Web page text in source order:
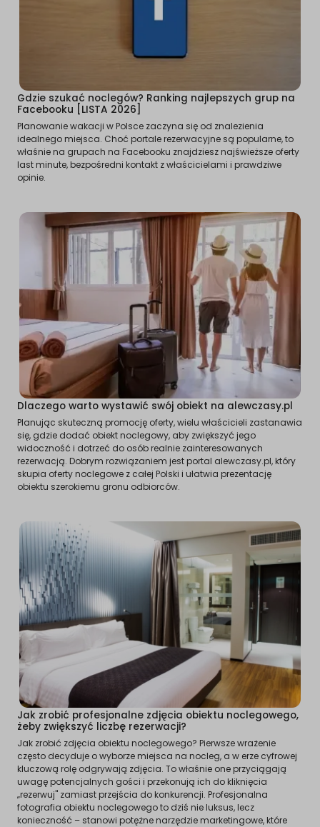
Gdzie szukać noclegów? Ranking najlepszych grup na
Facebooku [LISTA 2026]
Planowanie wakacji w Polsce zaczyna się od znalezienia
idealnego miejsca. Choć portale rezerwacyjne są popularne, to
właśnie na grupach na Facebooku znajdziesz najświeższe oferty
last minute, bezpośredni kontakt z właścicielami i prawdziwe
opinie.
Dlaczego warto wystawić swój obiekt na alewczasy.pl
Planując skuteczną promocję oferty, wielu właścicieli zastanawia
się, gdzie dodać obiekt noclegowy, aby zwiększyć jego
widoczność i dotrzeć do osób realnie zainteresowanych
rezerwacją. Dobrym rozwiązaniem jest portal alewczasy.pl, który
skupia oferty noclegowe z całej Polski i ułatwia prezentację
obiektu szerokiemu gronu odbiorców.
Jak zrobić profesjonalne zdjęcia obiektu noclegowego,
żeby zwiększyć liczbę rezerwacji?
Jak zrobić zdjęcia obiektu noclegowego? Pierwsze wrażenie
często decyduje o wyborze miejsca na nocleg, a w erze cyfrowej
kluczową rolę odgrywają zdjęcia. To właśnie one przyciągają
uwagę potencjalnych gości i przekonują ich do kliknięcia
„rezerwuj" zamiast przejścia do konkurencji. Profesjonalna
fotografia obiektu noclegowego to dziś nie luksus, lecz
konieczność – stanowi potężne narzędzie marketingowe, które